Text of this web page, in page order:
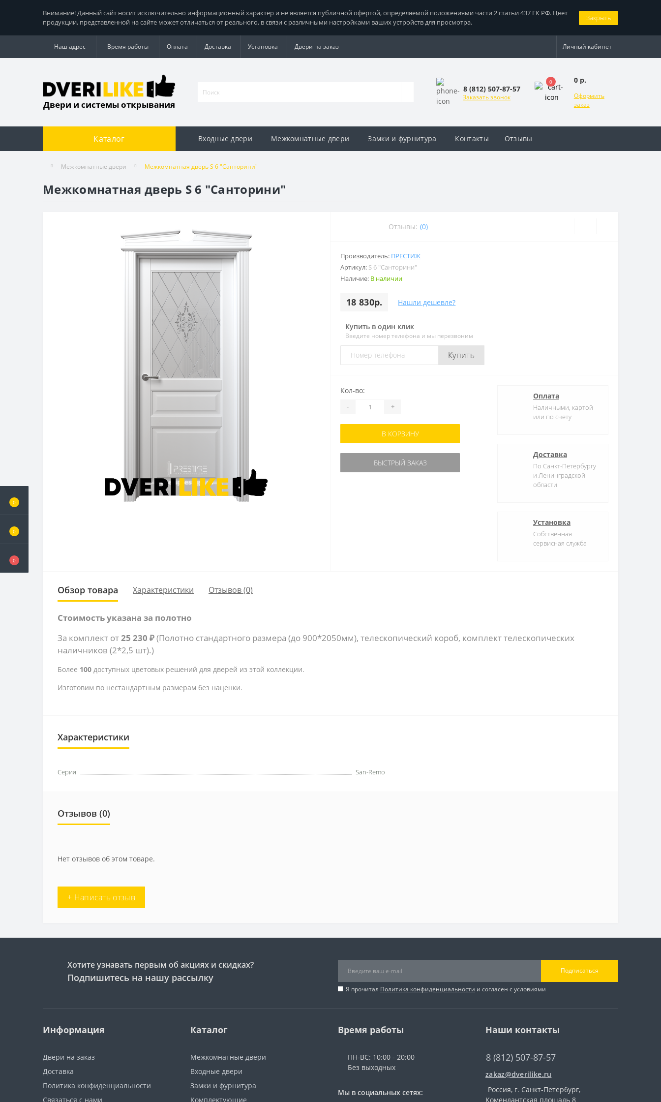
0
0
0
Внимание! Данный сайт носит исключительно информационный характер и не является публичной офертой, определяемой положениями части 2 статьи 437 ГК РФ. Цвет
продукции, представленной на сайте может отличаться от реального, в связи с различными настройками ваших устройств для просмотра.
Закрыть
Наш адрес Время работы Оплата Доставка Установка Двери на заказ Личный кабинет
Двери и системы открывания
8 (812) 507-87-57
Заказать звонок
0 0 р.
Оформить
заказ
Каталог Входные двери Межкомнатные двери Замки и фурнитура Контакты Отзывы
Межкомнатные двери Межкомнатная дверь S 6 "Санторини"
Межкомнатная дверь S 6 "Санторини"
Отзывы: (0)
Производитель: ПРЕСТИЖ
Артикул: S 6 "Санторини"
Наличие: В наличии
18 830р. Нашли дешевле?
Купить в один клик
Введите номер телефона и мы перезвоним
Купить
Кол-во:
- +
В КОРЗИНУ
БЫСТРЫЙ ЗАКАЗ
Оплата
Наличными, картой
или по счету
Доставка
По Санкт-Петербургу
и Ленинградской
области
Установка
Собственная
сервисная служба
Обзор товара Характеристики Отзывов (0)
Стоимость указана за полотно
За комплект от25 230 ₽(Полотно стандартного размера (до 900*2050мм), телескопический короб, комплект телескопических
наличников (2*2,5 шт).)
Более 100 доступных цветовых решений для дверей из этой коллекции.
Изготовим по нестандартным размерам без наценки.
Характеристики
Серия San-Remo
Отзывов (0)
Нет отзывов об этом товаре.
+ Написать отзыв
Хотите узнавать первым об акциях и скидках?
Подпишитесь на нашу рассылку
Подписаться
Я прочитал Политика конфиденциальности и согласен с условиями
Информация
Двери на заказ
Доставка
Политика конфиденциальности
Связаться с нами
Каталог
Межкомнатные двери
Входные двери
Замки и фурнитура
Комплектующие
Время работы
ПН-ВС: 10:00 - 20:00
Без выходных
Мы в социальных сетях:
Наши контакты
8 (812) 507-87-57
zakaz@dverilike.ru
Россия, г. Санкт-Петербург,
Комендантская площадь 8